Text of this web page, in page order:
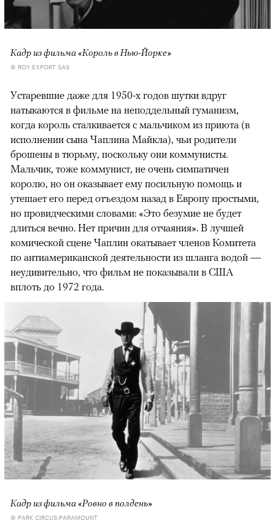
Кадр из фильма «Король в Нью-Йорке»
© ROY EXPORT SAS
Устаревшие даже для 1950-х годов шутки вдруг
натыкаются в фильме на неподдельный гуманизм,
когда король сталкивается с мальчиком из приюта (в
исполнении сына Чаплина Майкла), чьи родители
брошены в тюрьму, поскольку они коммунисты.
Мальчик, тоже коммунист, не очень симпатичен
королю, но он оказывает ему посильную помощь и
утешает его перед отъездом назад в Европу простыми,
но провидческими словами: «Это безумие не будет
длиться вечно. Нет причин для отчаяния». В лучшей
комической сцене Чаплин окатывает членов Комитета
по антиамериканской деятельности из шланга водой —
неудивительно, что фильм не показывали в США
вплоть до 1972 года.
Кадр из фильма «Ровно в полдень»
© PARK CIRCUS-PARAMOUNT